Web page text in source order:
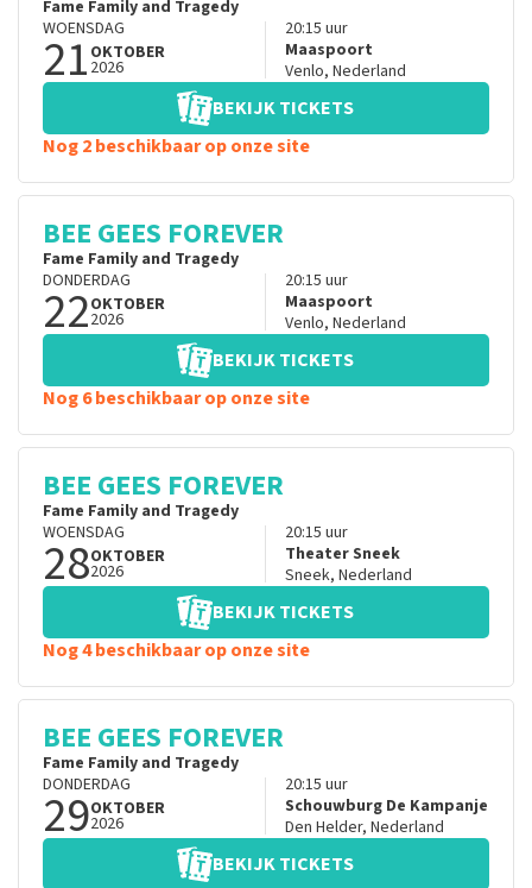
Fame Family and Tragedy
WOENSDAG
21 OKTOBER
2026
20:15 uur
Maaspoort
Venlo, Nederland
BEKIJK TICKETS
Nog 2 beschikbaar op onze site
BEE GEES FOREVER
Fame Family and Tragedy
DONDERDAG
22OKTOBER
2026
20:15 uur
Maaspoort
Venlo, Nederland
BEKIJK TICKETS
Nog 6 beschikbaar op onze site
BEE GEES FOREVER
Fame Family and Tragedy
WOENSDAG
28OKTOBER
2026
20:15 uur
Theater Sneek
Sneek, Nederland
BEKIJK TICKETS
Nog 4 beschikbaar op onze site
BEE GEES FOREVER
Fame Family and Tragedy
DONDERDAG
29OKTOBER
2026
20:15 uur
Schouwburg De Kampanje
Den Helder, Nederland
BEKIJK TICKETS